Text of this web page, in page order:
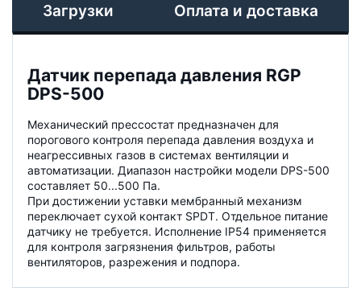
Загрузки Оплата и доставка
Датчик перепада давления RGP
DPS-500
Механический прессостат предназначен для
порогового контроля перепада давления воздуха и
неагрессивных газов в системах вентиляции и
автоматизации. Диапазон настройки модели DPS-500
составляет 50...500 Па.
При достижении уставки мембранный механизм
переключает сухой контакт SPDT. Отдельное питание
датчику не требуется. Исполнение IP54 применяется
для контроля загрязнения фильтров, работы
вентиляторов, разрежения и подпора.